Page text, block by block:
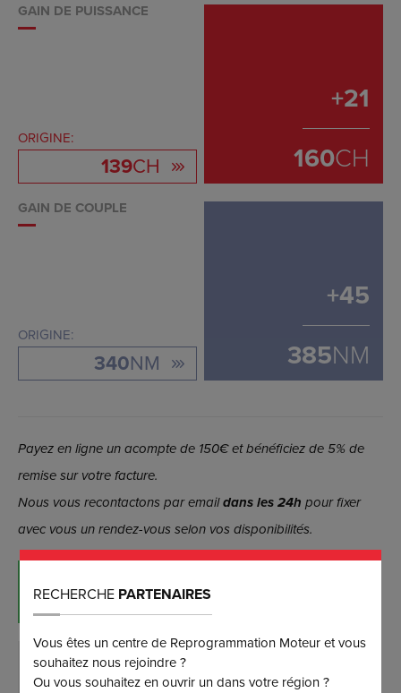
GAIN DE PUISSANCE
ORIGINE:
139CH
+21
160CH
GAIN DE COUPLE
ORIGINE:
340NM
+45
385NM
Payez en ligne un acompte de 150€ et bénéficiez de 5% de
remise sur votre facture.
Nous vous recontactons par emaildans les 24h pour fixer
avec vous un rendez-vous selon vos disponibilités.
RÉSERVER MAINTENANT
(et bénéficiez d’une remise de 5%)
DEMANDER PLUS D’INFORMATIONS
RECHERCHE PARTENAIRES
Vous êtes un centre de Reprogrammation Moteur et vous
souhaitez nous rejoindre ?
Ou vous souhaitez en ouvrir un dans votre région ?